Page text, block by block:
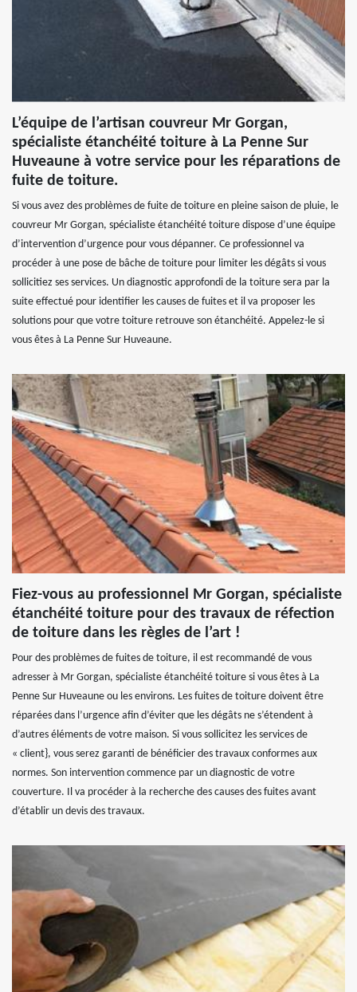
L’équipe de l’artisan couvreur Mr Gorgan,
spécialiste étanchéité toiture à La Penne Sur
Huveaune à votre service pour les réparations de
fuite de toiture.
Si vous avez des problèmes de fuite de toiture en pleine saison de pluie, le
couvreur Mr Gorgan, spécialiste étanchéité toiture dispose d’une équipe
d’intervention d’urgence pour vous dépanner. Ce professionnel va
procéder à une pose de bâche de toiture pour limiter les dégâts si vous
sollicitiez ses services. Un diagnostic approfondi de la toiture sera par la
suite effectué pour identifier les causes de fuites et il va proposer les
solutions pour que votre toiture retrouve son étanchéité. Appelez-le si
vous êtes à La Penne Sur Huveaune.
Fiez-vous au professionnel Mr Gorgan, spécialiste
étanchéité toiture pour des travaux de réfection
de toiture dans les règles de l’art !
Pour des problèmes de fuites de toiture, il est recommandé de vous
adresser à Mr Gorgan, spécialiste étanchéité toiture si vous êtes à La
Penne Sur Huveaune ou les environs. Les fuites de toiture doivent être
réparées dans l’urgence afin d’éviter que les dégâts ne s’étendent à
d’autres éléments de votre maison. Si vous sollicitez les services de
« client}, vous serez garanti de bénéficier des travaux conformes aux
normes. Son intervention commence par un diagnostic de votre
couverture. Il va procéder à la recherche des causes des fuites avant
d’établir un devis des travaux.